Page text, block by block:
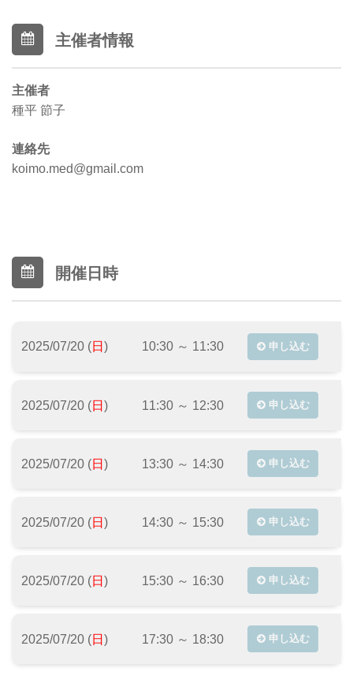
主催者情報
主催者
種平 節子
連絡先
koimo.med@gmail.com
開催日時
2025/07/20 (日 ) 10:30 ～ 11:30 申し込む
2025/07/20 (日 ) 11:30 ～ 12:30 申し込む
2025/07/20 (日 ) 13:30 ～ 14:30 申し込む
2025/07/20 (日 ) 14:30 ～ 15:30 申し込む
2025/07/20 (日 ) 15:30 ～ 16:30 申し込む
2025/07/20 (日 ) 17:30 ～ 18:30 申し込む